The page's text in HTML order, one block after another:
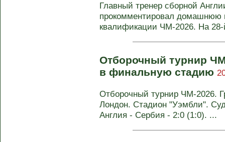
Главный тренер сборной
прокомментировал домашнюю
квалификации ЧМ-2026. На
Отборочный турнир
в финальную стадию
Отборочный турнир ЧМ-2026.
Лондон. Стадион "Уэмбли".
Англия - Сербия - 2:0 (1:0). ...